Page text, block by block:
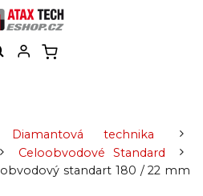
Diamantová technika
Celoobvodové Standard
standart 180 / 22 mm